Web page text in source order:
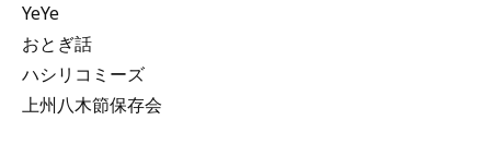
YeYe
おとぎ話
ハシリコミーズ
上州八木節保存会